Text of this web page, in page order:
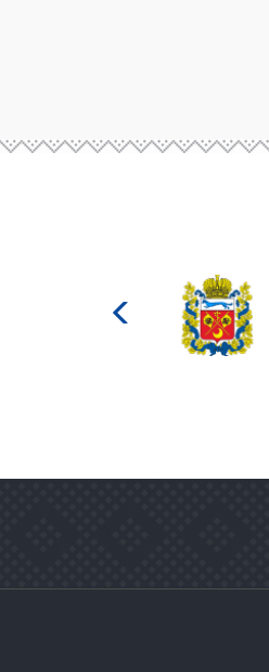
Министерство
культуры
Российской
федерации